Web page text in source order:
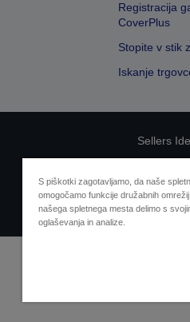
Registracija
CoverPlus
Stopite v stik
Iskanje
Sellers
S piškotki zagotavljamo, da naše
omogočamo funkcije družabnih
našega spletnega mesta delimo s
oglaševanja in analize.